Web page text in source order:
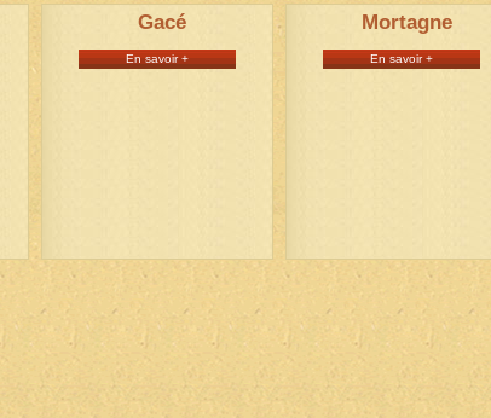
Gacé
En savoir +
Mortagne
En savoir +